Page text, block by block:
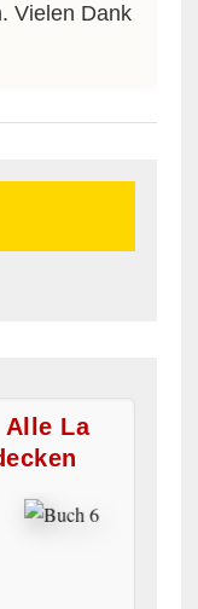
Vielen Dank
Alle La